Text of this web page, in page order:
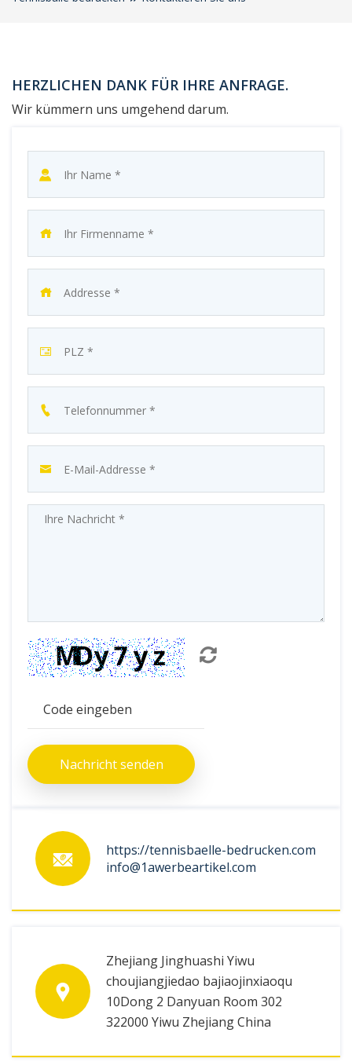
HERZLICHEN DANK FÜR IHRE ANFRAGE.
Wir kümmern uns umgehend darum.
Nachricht senden
https://tennisbaelle-bedrucken.com
info@1awerbeartikel.com
Zhejiang Jinghuashi Yiwu
choujiangjiedao bajiaojinxiaoqu
10Dong 2 Danyuan Room 302
322000 Yiwu Zhejiang China